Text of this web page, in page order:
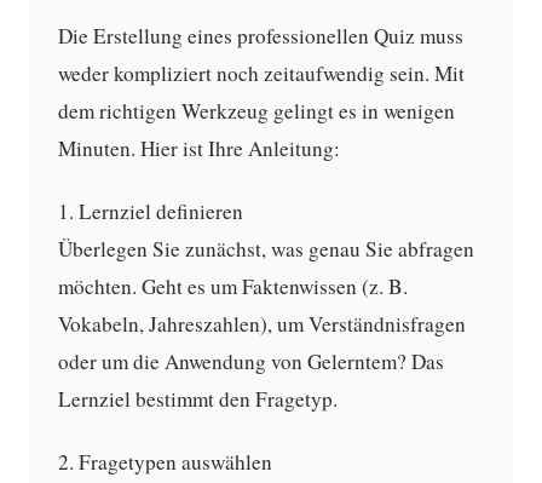
Die Erstellung eines professionellen Quiz muss
weder kompliziert noch zeitaufwendig sein. Mit
dem richtigen Werkzeug gelingt es in wenigen
Minuten. Hier ist Ihre Anleitung:
1. Lernziel definieren
Überlegen Sie zunächst, was genau Sie abfragen
möchten. Geht es um Faktenwissen (z. B.
Vokabeln, Jahreszahlen), um Verständnisfragen
oder um die Anwendung von Gelerntem? Das
Lernziel bestimmt den Fragetyp.
2. Fragetypen auswählen